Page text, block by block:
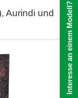
Interesse an einem Modell?
Aurindi und